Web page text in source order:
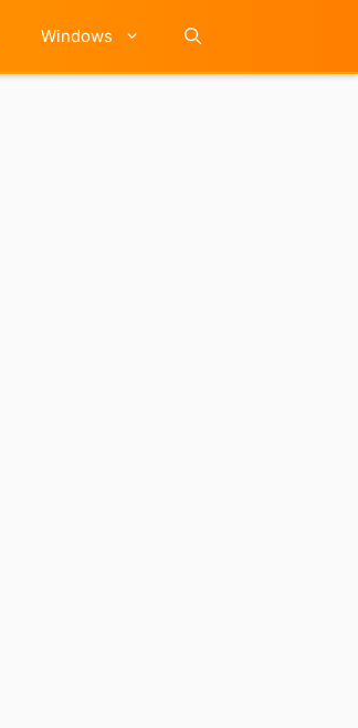
Windows